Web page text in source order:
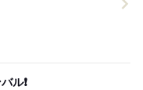
ル❗️